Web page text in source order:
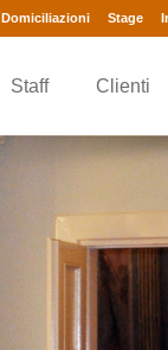
Domiciliazioni Stage
Staff Clienti